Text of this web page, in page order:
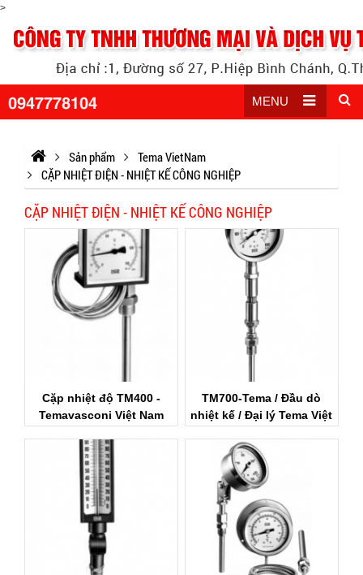
>
0947778104 MENU
Sản phẩm
Tema VietNam
CẶP NHIỆT ĐIỆN - NHIỆT KẾ CÔNG NGHIỆP
CẶP NHIỆT ĐIỆN - NHIỆT KẾ CÔNG NGHIỆP
Cặp nhiệt độ TM400 -
Temavasconi Việt Nam
TM700-Tema / Đầu dò
nhiệt kế / Đại lý Tema Việt